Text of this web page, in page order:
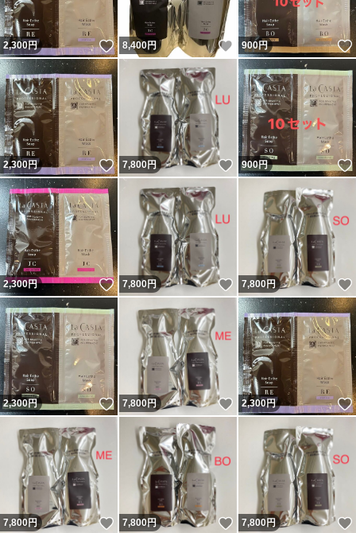
2,300円 いいね！
8,400円 いいね！
900円
2,300円 いいね！
7,800円 いいね！
900円
2,300円 いいね！
7,800円 いいね！
7,800円
2,300円 いいね！
7,800円 いいね！
2,300円
7,800円 いいね！
7,800円 いいね！
7,800円